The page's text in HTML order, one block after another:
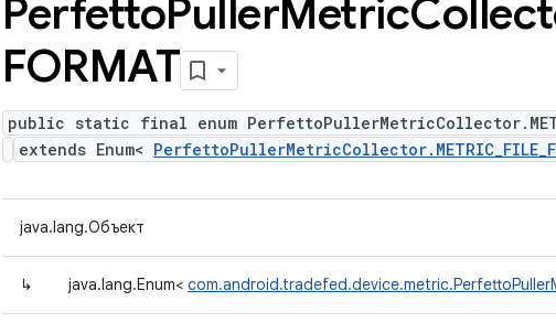
PerfettoPullerMetric
FORMAT
public static final enum
extends Enum<
java.lang.Объект
↳ java.lang.Enum<